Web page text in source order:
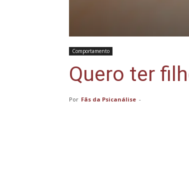
Comportamento
Quero ter
Por Fãs da Psicanálise -